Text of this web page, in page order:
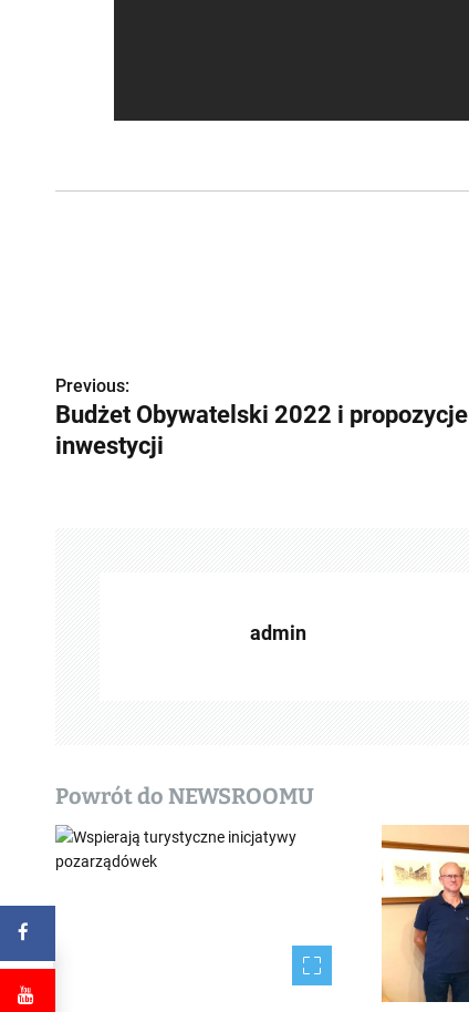
Z
o
y
Previous:
Budżet Obywatelski 2022 i propozycje
inwestycji
admin
Powrót do NEWSROOMU